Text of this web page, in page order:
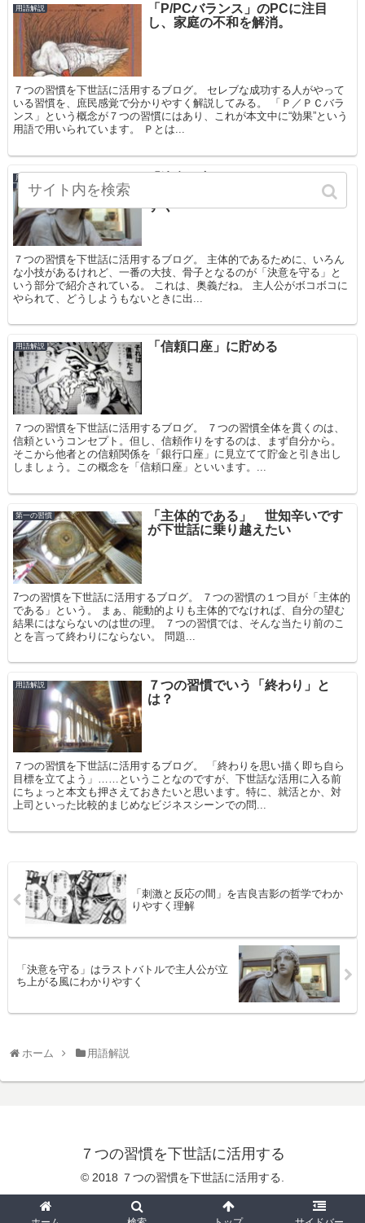
用語解説
「P/PCバランス」のPCに注目
し、家庭の不和を解消。
７つの習慣を下世話に活用するブログ。 セレブな成功する人がやって
いる習慣を、庶民感覚で分かりやすく解説してみる。 「Ｐ／ＰＣバラ
ンス」という概念が７つの習慣にはあり、これが本文中に“効果”という
用語で用いられています。 Ｐとは...
用語解説
主人公が立ち上がる風にわかりや
すく
７つの習慣を下世話に活用するブログ。 主体的であるために、いろん
な小技があるけれど、一番の大技、骨子となるのが「決意を守る」と
いう部分で紹介されている。 これは、奥義だね。 主人公がボコボコに
やられて、どうしようもないときに出...
用語解説 「信頼口座」に貯める
７つの習慣を下世話に活用するブログ。 ７つの習慣全体を貫くのは、
信頼というコンセプト。但し、信頼作りをするのは、まず自分から。
そこから他者との信頼関係を「銀行口座」に見立てて貯金と引き出し
しましょう。この概念を「信頼口座」といいます。...
第一の習慣
「主体的である」 世知辛いです
が下世話に乗り越えたい
7つの習慣を下世話に活用するブログ。 ７つの習慣の１つ目が「主体的
である」という。 まぁ、能動的よりも主体的でなければ、自分の望む
結果にはならないのは世の理。 ７つの習慣では、そんな当たり前のこ
とを言って終わりにならない。 問題...
用語解説
７つの習慣でいう「終わり」と
は？
７つの習慣を下世話に活用するブログ。 「終わりを思い描く即ち自ら
目標を立てよう」……ということなのですが、下世話な活用に入る前
にちょっと本文も押さえておきたいと思います。特に、就活とか、対
上司といった比較的まじめなビジネスシーンでの問...
「刺激と反応の間」を吉良吉影の哲学でわか
りやすく理解
「決意を守る」はラストバトルで主人公が立
ち上がる風にわかりやすく
ホーム 用語解説
７つの習慣を下世話に活用する
© 2018 ７つの習慣を下世話に活用する.